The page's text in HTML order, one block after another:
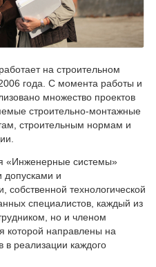
на строительном
года. С момента работы и
множество проектов
строительно-монтажные
строительным нормам и
«Инженерные системы»
и
технологической
специалистов, каждый из
но и членом
которой направлены на
в реализации каждого